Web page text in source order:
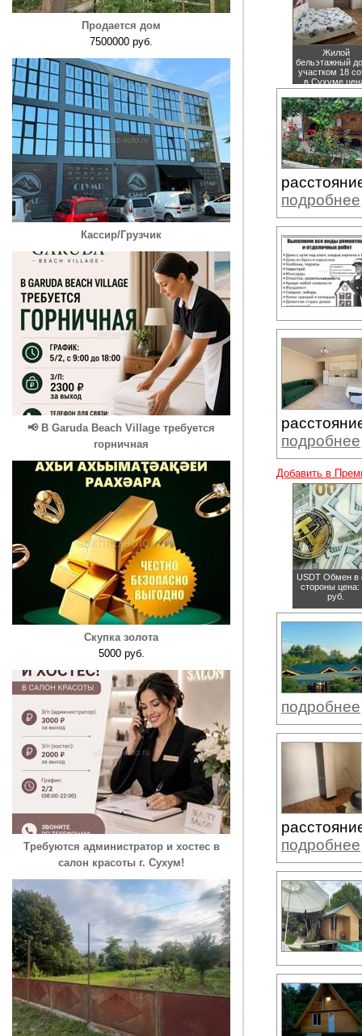
Продается дом
7500000 руб.
Кассир/Грузчик
📢 В Garuda Beach Village требуется
горничная
Скупка золота
5000 руб.
Требуются администратор и хостес в
салон красоты г. Сухум!
Жилой
бельэтажный
участком 18
в Сухуме
15000000
подробнее
подробнее
Добавить в
USDT Обмен в
стороны цена:
руб.
подробнее
подробнее